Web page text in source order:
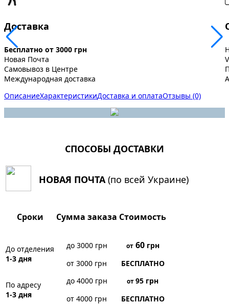
Доставка
Бесплатно от 3000 грн
Новая Почта
Самовывоз в Центре
Международная доставка
ОписаниеХарактеристикиДоставка и оплатаОтзывы (0)
СПОСОБЫ ДОСТАВКИ
НОВАЯ ПОЧТА (по всей Украине)
Сроки Сумма заказа Стоимость
До отделения
1-3 дня
до 3000 грн от60грн
от 3000 грн
БЕСПЛАТНО
По адресу
1-3 дня
до 4000 грн от95 грн
от 4000 грн
БЕСПЛАТНО